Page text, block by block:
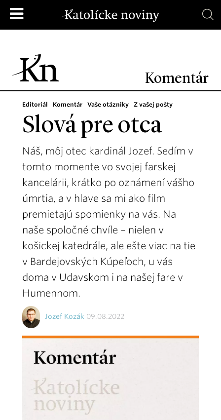
Komentár
Editoriál Komentár Vaše otázniky Z vašej pošty
Slová pre otca
Náš, môj otec kardinál Jozef. Sedím v
tomto momente vo svojej farskej
kancelárii, krátko po oznámení vášho
úmrtia, a v hlave sa mi ako film
premietajú spomienky na vás. Na
naše spoločné chvíle – nielen v
košickej katedrále, ale ešte viac na tie
v Bardejovských Kúpeľoch, u vás
doma v Udavskom i na našej fare v
Humennom.
Jozef Kozák 09.08.2022